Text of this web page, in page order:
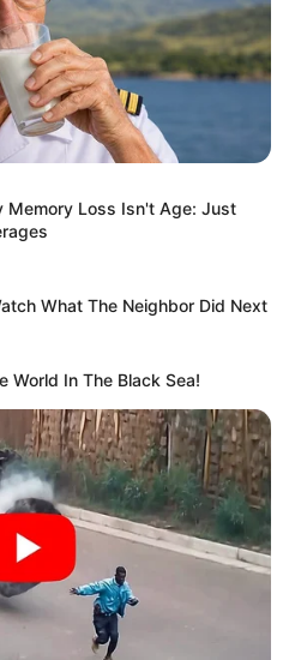
benyomások időszaka
gesztusoknak, a
különösen nagy ereje
Forsthoffer Ágnes nemcsak
hanem új hangulatot
Memory Loss Isn't Age: Just
What The Neighbor Did Next
World In The Black Sea!